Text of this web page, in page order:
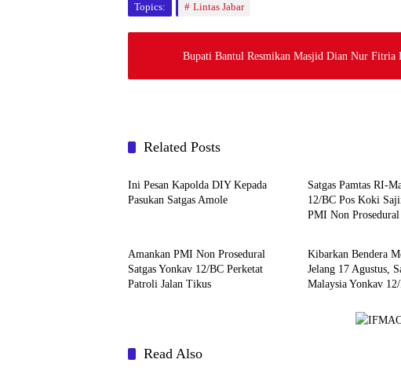
Topics: Lintas Jabar
Bupati Bantul Resmikan Masjid Dian Nur Fitria
Related Posts
Pertahanan & Keamanan Nasional
Ini Pesan Kapolda DIY Kepada
Pasukan Satgas Amole
Satgas Pamtas RI-
12/BC Pos Koki
PMI Non
Amankan PMI Non Prosedural
Satgas Yonkav 12/BC Perketat
Patroli Jalan Tikus
Kibarkan Bendera
Jelang 17 Agustus,
Malaysia Yonkav
Read Also